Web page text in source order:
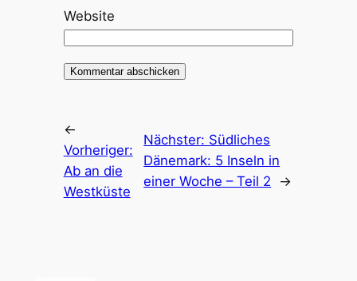
Website
←
Vorheriger:
Ab an die
Westküste
Nächster: Südliches
Dänemark: 5 Inseln in
einer Woche – Teil 2
→